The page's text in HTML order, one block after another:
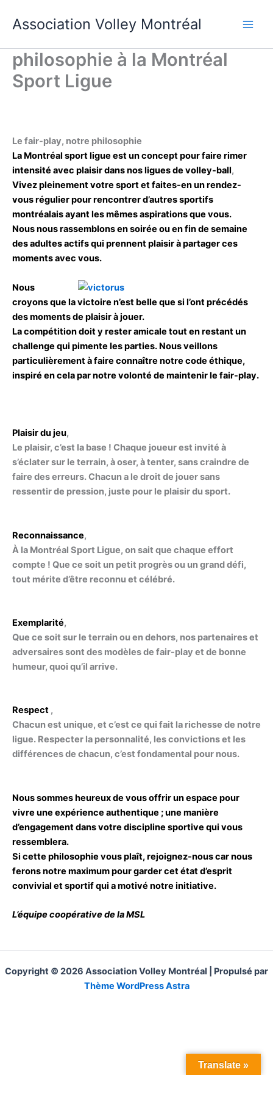
Association Volley Montréal
philosophie à la Montréal
Sport Ligue
Le fair-play, notre philosophie
La Montréal sport ligue est un concept pour faire rimer
intensité avec plaisir dans nos ligues de volley-ball,
Vivez pleinement votre sport et faites-en un rendez-
vous régulier pour rencontrer d’autres sportifs
montréalais ayant les mêmes aspirations que vous.
Nous nous rassemblons en soirée ou en fin de semaine
des adultes actifs qui prennent plaisir à partager ces
moments avec vous.
Nous
croyons que la victoire n’est belle que si l’ont précédés
des moments de plaisir à jouer.
La compétition doit y rester amicale tout en restant un
challenge qui pimente les parties. Nous veillons
particulièrement à faire connaître notre code éthique,
inspiré en cela par notre volonté de maintenir le fair-play.
Plaisir du jeu,
Le plaisir, c’est la base ! Chaque joueur est invité à
s’éclater sur le terrain, à oser, à tenter, sans craindre de
faire des erreurs. Chacun a le droit de jouer sans
ressentir de pression, juste pour le plaisir du sport.
Reconnaissance,
À la Montréal Sport Ligue, on sait que chaque effort
compte ! Que ce soit un petit progrès ou un grand défi,
tout mérite d’être reconnu et célébré.
Exemplarité,
Que ce soit sur le terrain ou en dehors, nos partenaires et
adversaires sont des modèles de fair-play et de bonne
humeur, quoi qu’il arrive.
Respect ,
Chacun est unique, et c’est ce qui fait la richesse de notre
ligue. Respecter la personnalité, les convictions et les
différences de chacun, c’est fondamental pour nous.
Nous sommes heureux de vous offrir un espace pour
vivre une expérience authentique ; une manière
d’engagement dans votre discipline sportive qui vous
ressemblera.
Si cette philosophie vous plaît, rejoignez-nous car nous
ferons notre maximum pour garder cet état d’esprit
convivial et sportif qui a motivé notre initiative.
L’équipe coopérative de la MSL
Copyright © 2026 Association Volley Montréal | Propulsé par
Thème WordPress Astra
Translate »